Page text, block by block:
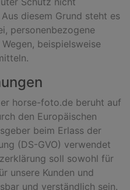
diesem Grund steht es
personenbezogene
beispielsweise
horse-foto.de beruht auf
den Europäischen
beim Erlass der
(DS-GVO) verwendet
soll sowohl für
unsere Kunden und
und verständlich sein.